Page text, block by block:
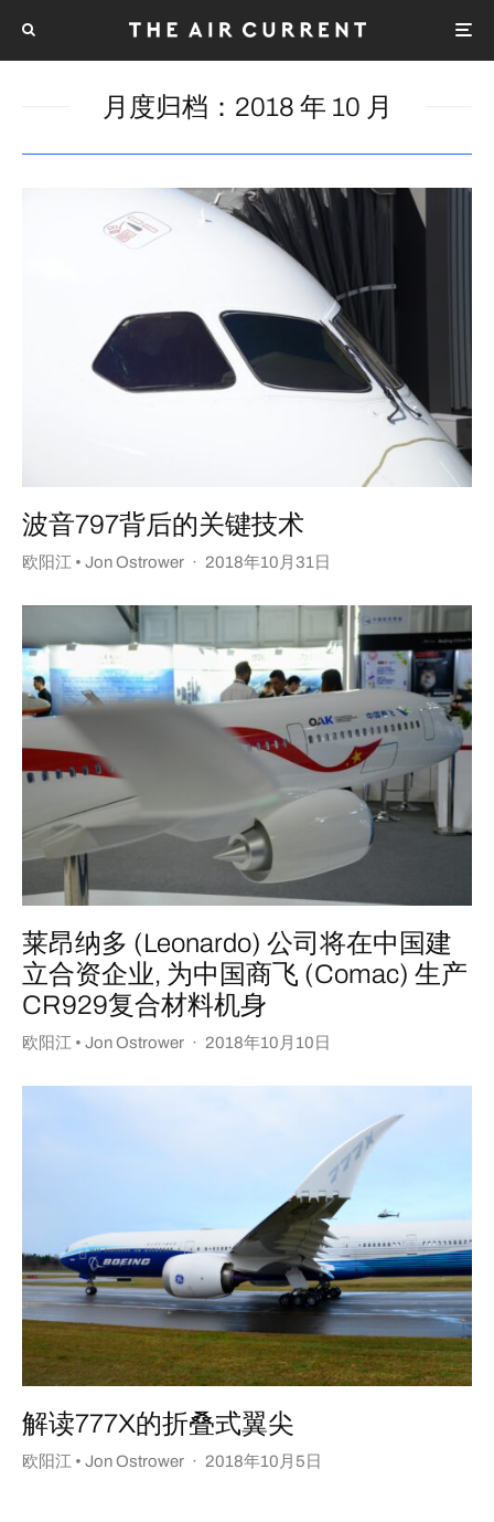
月度归档： 2018 年 10 月
波音797背后的关键技术
欧阳江 • Jon Ostrower · 2018年10月31日
莱昂纳多 (Leonardo) 公司将在中国建
立合资企业, 为中国商飞 (Comac) 生产
CR929复合材料机身
欧阳江 • Jon Ostrower · 2018年10月10日
解读777X的折叠式翼尖
欧阳江 • Jon Ostrower · 2018年10月5日